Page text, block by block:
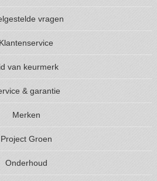
vragen
Klantenservice
van keurmerk
& garantie
Merken
Project Groen
Onderhoud